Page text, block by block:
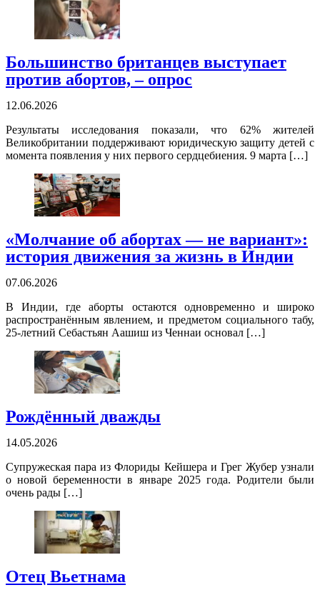
Большинство британцев выступает
против абортов, – опрос
12.06.2026
Результаты исследования показали, что 62% жителей
Великобритании поддерживают юридическую защиту детей с
момента появления у них первого сердцебиения. 9 марта […]
«Молчание об абортах — не вариант»:
история движения за жизнь в Индии
07.06.2026
В Индии, где аборты остаются одновременно и широко
распространённым явлением, и предметом социального табу,
25-летний Себастьян Аашиш из Ченнаи основал […]
Рождённый дважды
14.05.2026
Супружеская пара из Флориды Кейшера и Грег Жубер узнали
о новой беременности в январе 2025 года. Родители были
очень рады […]
Отец Вьетнама